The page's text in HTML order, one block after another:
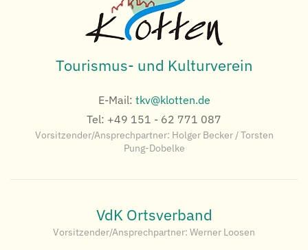
Tourismus- und Kulturverein
E-Mail: tkv@klotten.de
Tel: +49 151 - 62 771 087
Vorsitzender/Ansprechpartner: Holger Becker / Torsten
Pung-Dobelke
VdK Ortsverband
Vorsitzender/Ansprechpartner: Werner Loosen